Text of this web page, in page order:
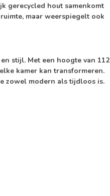
gerecycled hout samenkomt
maar weerspiegelt ook
stijl. Met een hoogte van 112
kamer kan transformeren.
zowel modern als tijdloos is.